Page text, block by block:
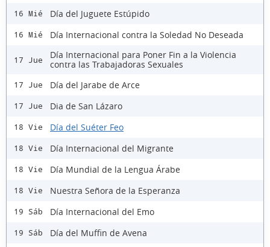
16 Mié Día del Juguete Estúpido
16 Mié Día Internacional contra la Soledad No Deseada
17 Jue
Día Internacional para Poner Fin a la Violencia
contra las Trabajadoras Sexuales
17 Jue Día del Jarabe de Arce
17 Jue Dia de San Lázaro
18 Vie Día del Suéter Feo
18 Vie Día Internacional del Migrante
18 Vie Día Mundial de la Lengua Árabe
18 Vie Nuestra Señora de la Esperanza
19 Sáb Día Internacional del Emo
19 Sáb Día del Muffin de Avena